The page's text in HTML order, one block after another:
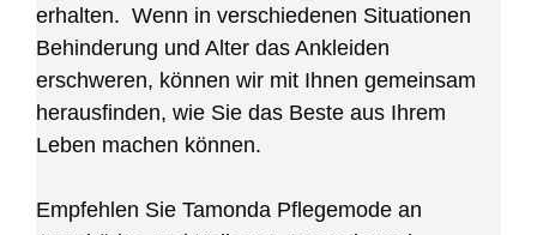
erhalten. Wenn in verschiedenen Situationen
Behinderung und Alter das Ankleiden
erschweren, können wir mit Ihnen gemeinsam
herausfinden, wie Sie das Beste aus Ihrem
Leben machen können.
Empfehlen Sie Tamonda Pflegemode an